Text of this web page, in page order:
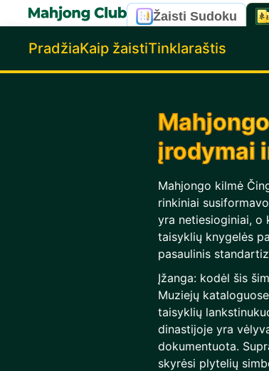
Žaisti Sudoku
PradžiaKaip žaistiTinklaraštis
įrodymai
Mahjongo kilmė
rinkiniai
yra netiesioginiai, o
taisyklių knygelės
pasaulinis
Įžanga: kodėl šis
Muziejų
taisyklių
dinastijoje yra
dokumentuota.
skyrėsi plytelių